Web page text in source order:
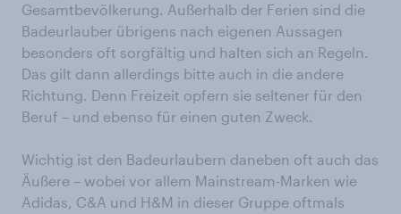
Gesamtbevölkerung. Außerhalb der Ferien sind die
Badeurlauber übrigens nach eigenen Aussagen
besonders oft sorgfältig und halten sich an Regeln.
Das gilt dann allerdings bitte auch in die andere
Richtung. Denn Freizeit opfern sie seltener für den
Beruf – und ebenso für einen guten Zweck.
Wichtig ist den Badeurlaubern daneben oft auch das
Äußere – wobei vor allem Mainstream-Marken wie
Adidas, C&A und H&M in dieser Gruppe oftmals